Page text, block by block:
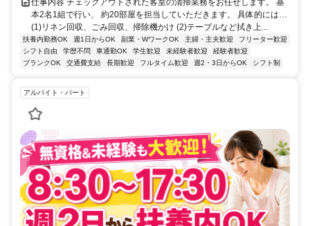
本2名1組で行い、 約20部屋を担当していただきます。 具体的には…
(1)リネン回収、ごみ回収、掃除機かけ (2)テーブルなど拭き上...
扶養内勤務OK 週1日からOK 副業・WワークOK 主婦・主夫歓迎
フリーター歓迎
シフト自由
学歴不問 車通勤OK 学生歓迎 未経験者歓迎
経験者歓迎
ブランクOK
交通費支給 長期歓迎 フルタイム歓迎 週2・3日からOK シフト制
アルバイト・パート